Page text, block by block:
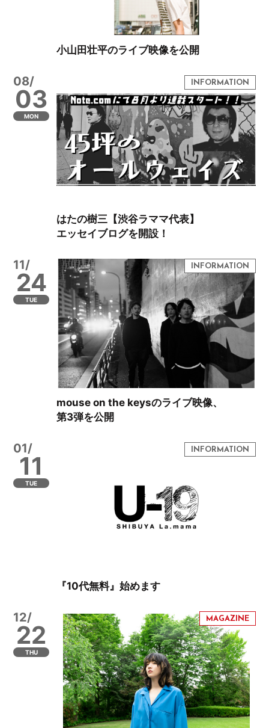
小山田壮平のライブ映像を公開
08/
03
MON
はたの樹三【渋谷ラママ代表】
エッセイブログを開設！
11/
24
TUE
mouse on the keysのライブ映像、
第3弾を公開
01/
11
TUE
『10代無料』始めます
12/
22
THU